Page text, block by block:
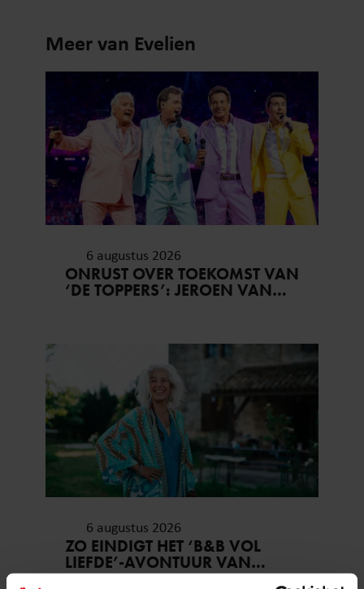
Meer van Evelien
6 augustus 2026
ONRUST OVER TOEKOMST VAN
‘DE TOPPERS’: JEROEN VAN
6 augustus 2026
ZO EINDIGT HET ‘B&B VOL
LIEFDE’-AVONTUUR VAN
NISHA TARA